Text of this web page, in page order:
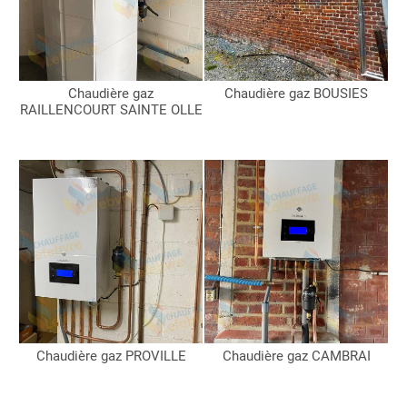
Chaudière gaz
RAILLENCOURT SAINTE OLLE
Chaudière gaz BOUSIES
Chaudière gaz PROVILLE Chaudière gaz CAMBRAI